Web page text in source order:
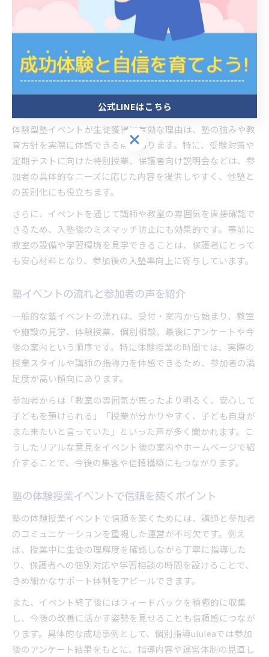
例えば、実際に体験授業に参加した家庭からは「先生が一人
ひとりの理解度に合わせて指導してくれた」「教室の雰囲気
が明るく安心できた」といった声が多く寄せられます。こう
したリアルな体験が、塾選びに迷う保護者や生徒の信頼獲得
につながり、結果として入塾への動機付けとなります。
体験型塾イベントが生徒獲得に有効な理由
体験型塾イベントが生徒獲得に有効な理由は、塾の強みや教
育方針を実際に体感できる点にあります。特に、受験対策や
定期テストに向けた特別授業、保護者向け説明会などは、参
加者の具体的なニーズに応じた内容を提供しやすく、他塾と
の差別化にも役立ちます。
さらに、イベントを通じて講師や教室の雰囲気を直接確認で
きるため、入塾後のミスマッチ防止にも効果的です。事前に
教室の設備や学習環境を見学できることは、保護者にとって
も安心材料となり、参加後の入塾率向上に寄与しています。
塾イベントの流れと参加者の声を紹介
一般的な塾イベントの流れは、受付・案内から始まり、教室
や施設の見学、体験授業、個別相談、最後にアンケートや今
後の案内という順序です。特に体験授業の時間では、実際の
授業スタイルや講師の指導力を体感できるため、参加者の満
足度が高い傾向にあります。
参加者からは「教室の雰囲気が思ったより明るく、安心して
子どもを預けられる」「授業が分かりやすく、子ども自身が
また来たいと言っていた」といった声が多く聞かれます。こ
うしたリアルな意見をイベント後の案内やホームページで紹
介することで、今後の集客や信頼構築にもつながります。
塾の体験授業イベントで信頼を築くポイント
塾の体験授業イベントで信頼を築くためには、講師と参加者
のコミュニケーションを重視した運営が不可欠です。例え
ば、授業中に生徒の理解度を確認しながら丁寧に指導した
り、保護者への個別対応や学習相談の時間を設けることで、
きめ細かなサポート体制をアピールできます。
また、イベント終了後にはフィードバックを積極的に収集
し、今後の改善に活かす姿勢を見せることも信頼感につなが
ります。具体的な成功事例として、個別指導ululeaでは参加
後のアンケート結果をもとに、指導内容や運営体制の見直し
公式LINEはこちら
公式LINEはこちら